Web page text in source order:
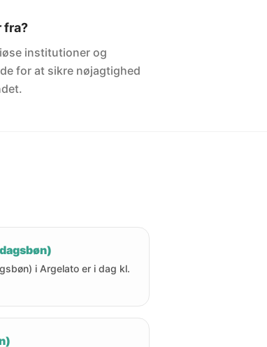
fra?
institutioner og
for at sikre nøjagtighed
i Argelato er i dag kl.